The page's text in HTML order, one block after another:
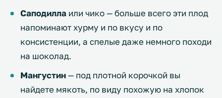
Саподилла или чико — больше всего эти плод
напоминают хурму и по вкусу и по
консистенции, а спелые даже немного походи
на шоколад.
Мангустин— под плотной корочкой вы
найдете мякоть, по виду похожую на хлопок